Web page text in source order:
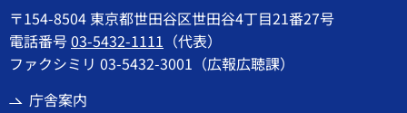
〒154-8504 東京都世田谷区世田谷4丁目21番27号
電話番号03-5432-1111 （代表）
ファクシミリ 03-5432-3001（広報広聴課）
庁舎案内